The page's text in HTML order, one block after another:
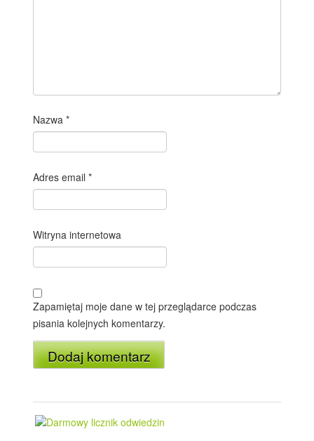
Nazwa*
Adres email*
Witryna internetowa
Zapamiętaj moje dane w tej przeglądarce podczas
pisania kolejnych komentarzy.